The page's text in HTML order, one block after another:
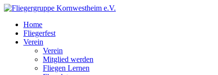
Home
Fliegerfest
Verein
Verein
Mitglied werden
Fliegen Lernen